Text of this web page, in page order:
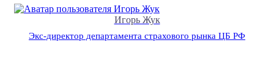
Игорь Жук
Экс-директор департамента страхового рынка ЦБ РФ